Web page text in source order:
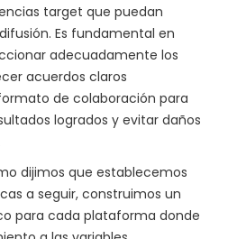
target que puedan
Es fundamental en
adecuadamente los
acuerdos claros
de colaboración para
logrados y evitar daños
dijimos que establecemos
a seguir, construimos un
para cada plataforma donde